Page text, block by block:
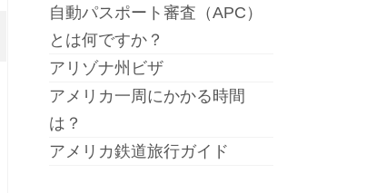
自動パスポート審査（APC）
とは何ですか？
アリゾナ州ビザ
アメリカ一周にかかる時間
は？
アメリカ鉄道旅行ガイド